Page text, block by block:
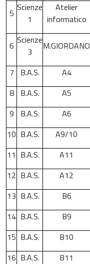
5 Scienze
1
Atelier
informatico
6 Scienze
3
M.GIORDANO
7 B.A.S. A4
8
B.A.S. A5
9
B.A.S. A6
10 B.A.S. A9/10
11 B.A.S. A11
12 B.A.S. A12
13 B.A.S. B6
14 B.A.S. B9
15 B.A.S. B10
16 B.A.S. B11